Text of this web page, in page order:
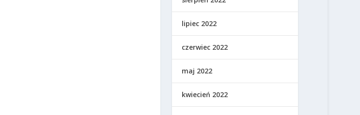
lipiec 2022
czerwiec 2022
maj 2022
kwiecień 2022